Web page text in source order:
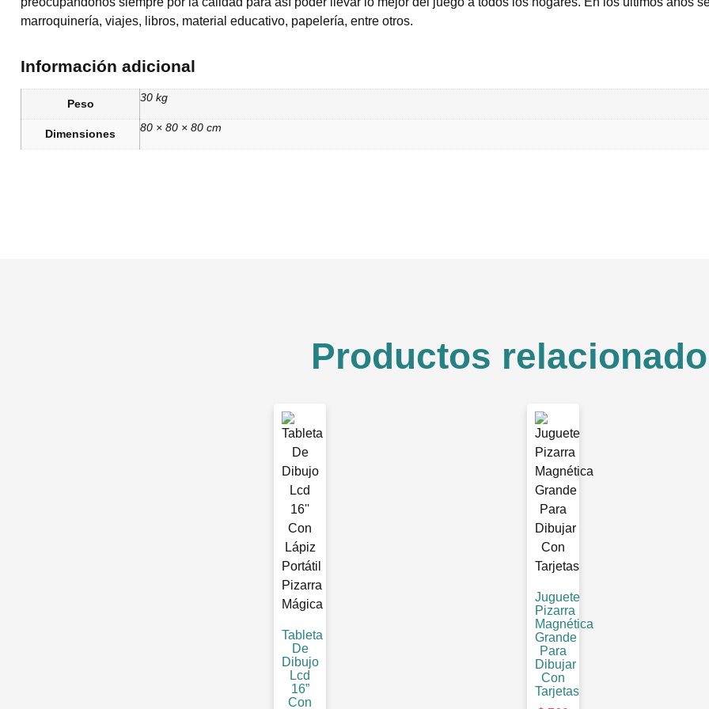
marroquinería, viajes, libros, material educativo, papelería, entre otros.
Información adicional
Peso 30 kg
Dimensiones 80 × 80 × 80 cm
Productos
Tableta
De
Dibujo
Lcd
16”
Con
Juguete
Pizarra
Magnética
Grande
Para
Dibujar
Con
Tarjetas